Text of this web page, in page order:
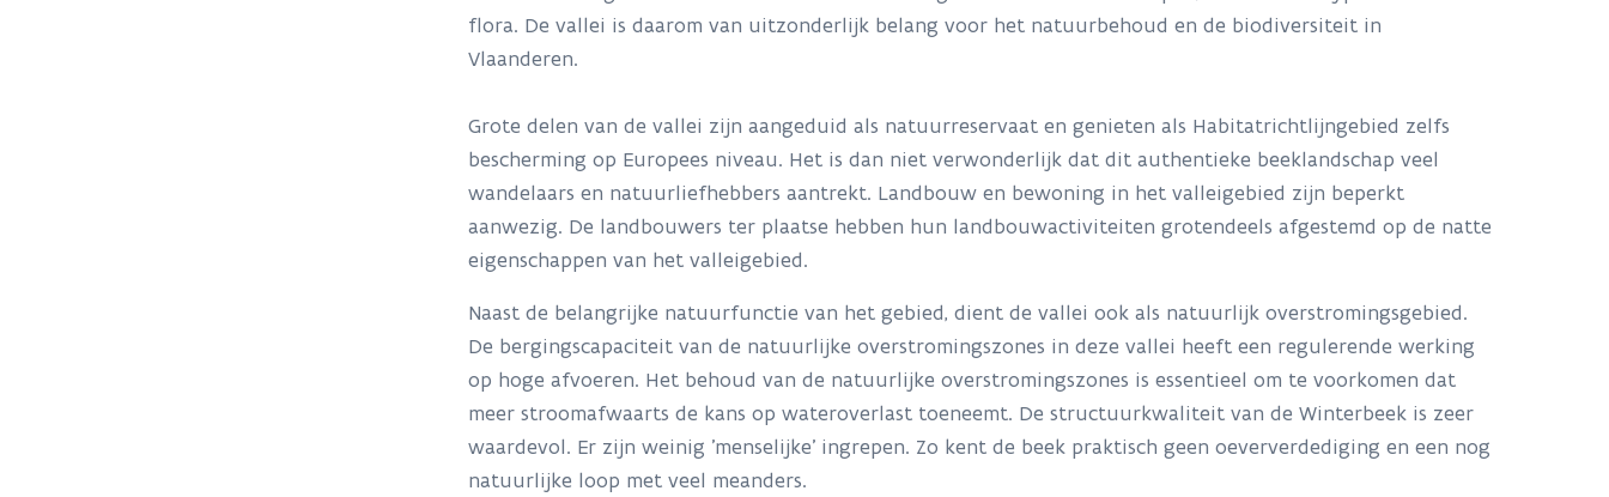
flora. De vallei is daarom van uitzonderlijk belang voor het natuurbehoud en de biodiversiteit in
Vlaanderen.
Grote delen van de vallei zijn aangeduid als natuurreservaat en genieten als Habitatrichtlijngebied zelfs
bescherming op Europees niveau. Het is dan niet verwonderlijk dat dit authentieke beeklandschap veel
wandelaars en natuurliefhebbers aantrekt. Landbouw en bewoning in het valleigebied zijn beperkt
aanwezig. De landbouwers ter plaatse hebben hun landbouwactiviteiten grotendeels afgestemd op de natte
eigenschappen van het valleigebied.
Naast de belangrijke natuurfunctie van het gebied, dient de vallei ook als natuurlijk overstromingsgebied.
De bergingscapaciteit van de natuurlijke overstromingszones in deze vallei heeft een regulerende werking
op hoge afvoeren. Het behoud van de natuurlijke overstromingszones is essentieel om te voorkomen dat
meer stroomafwaarts de kans op wateroverlast toeneemt. De structuurkwaliteit van de Winterbeek is zeer
waardevol. Er zijn weinig 'menselijke' ingrepen. Zo kent de beek praktisch geen oeververdediging en een nog
natuurlijke loop met veel meanders.